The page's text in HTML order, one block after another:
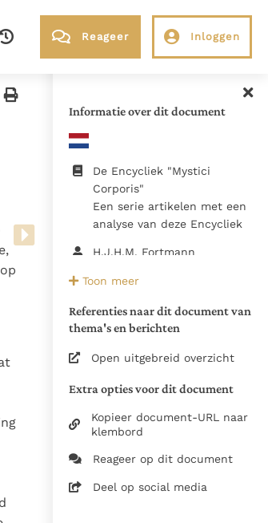
stelt heel veel belangrijke
documenten van de Rooms
Kerk in het Nederlands
en is volledig afhankelijk van
Reageer Inloggen
Informatie over dit document
De Encycliek "Mystici
Corporis"
Een serie artikelen met een
analyse van deze Encycliek
H.J.H.M. Fortmann
1946
Kerkelijke schrijvers -
Bijdragen
1946, Nederlandsche
42, p. 4-14, 42-50
Overige hoofdstukken zijn
nog in bewerking.
Zie de gebruiksvoorwaarden
Toon meer
Referenties naar dit document van
thema's en berichten
Open uitgebreid overzicht
Extra opties voor dit document
Kopieer document-URL naar
klembord
Reageer op dit document
Deel op social media